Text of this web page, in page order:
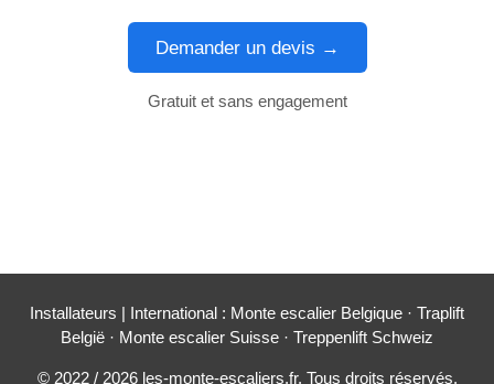
Demander un devis →
Gratuit et sans engagement
Installateurs | International : Monte escalier Belgique · Traplift
België · Monte escalier Suisse · Treppenlift Schweiz
© 2022 / 2026 les-monte-escaliers.fr. Tous droits réservés.